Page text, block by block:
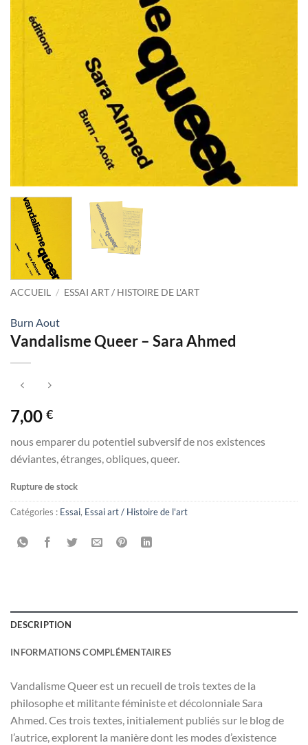
ACCUEIL / ESSAI ART / HISTOIRE DE L'ART
Burn Aout
Vandalisme Queer – Sara Ahmed
7,00 €
nous emparer du potentiel subversif de nos existences
déviantes, étranges, obliques, queer.
Rupture de stock
Catégories : Essai, Essai art / Histoire de l'art
DESCRIPTION
INFORMATIONS COMPLÉMENTAIRES
Vandalisme Queer est un recueil de trois textes de la
philosophe et militante féministe et décolonniale Sara
Ahmed. Ces trois textes, initialement publiés sur le blog de
l’autrice, explorent la manière dont les modes d’existence